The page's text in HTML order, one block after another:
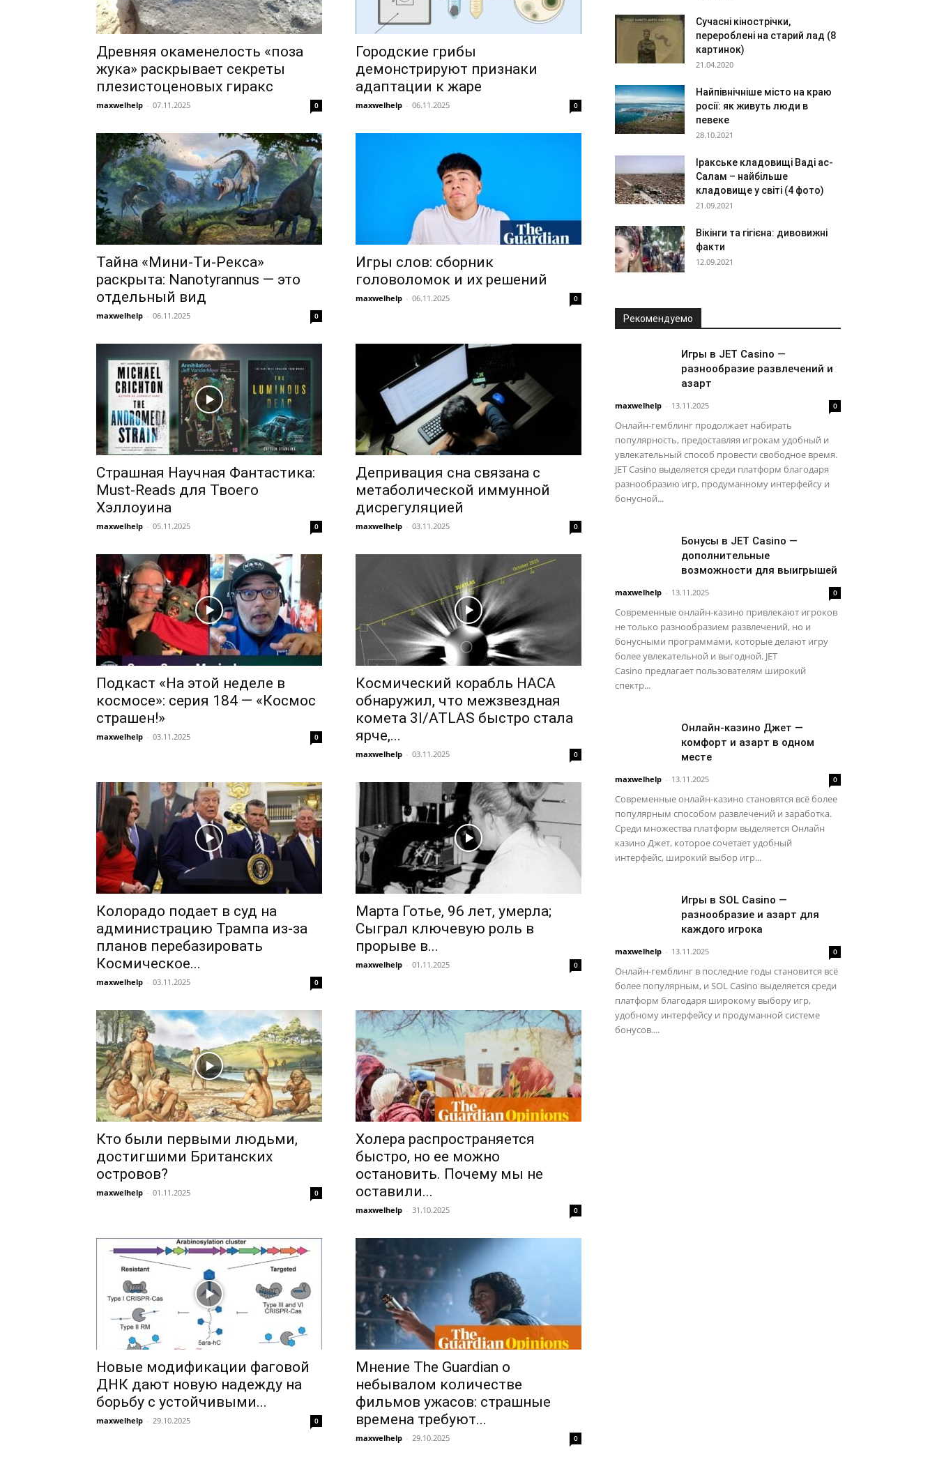
Древняя окаменелость «поза
жука» раскрывает секреты
плезистоценовых гиракс
maxwelhelp - 07.11.2025 0
Городские грибы
демонстрируют признаки
адаптации к жаре
maxwelhelp - 06.11.2025 0
Тайна «Мини-Ти-Рекса»
раскрыта: Nanotyrannus — это
отдельный вид
maxwelhelp - 06.11.2025 0
Игры слов: сборник
головоломок и их решений
maxwelhelp - 06.11.2025 0
Страшная Научная Фантастика:
Must-Reads для Твоего
Хэллоуина
maxwelhelp - 05.11.2025 0
Депривация сна связана с
метаболической иммунной
дисрегуляцией
maxwelhelp - 03.11.2025 0
Подкаст «На этой неделе в
космосе»: серия 184 — «Космос
страшен!»
maxwelhelp - 03.11.2025 0
Космический корабль НАСА
обнаружил, что межзвездная
комета 3I/ATLAS быстро стала
ярче,...
maxwelhelp - 03.11.2025 0
Колорадо подает в суд на
администрацию Трампа из-за
планов перебазировать
Космическое...
maxwelhelp - 03.11.2025 0
Марта Готье, 96 лет, умерла;
Сыграл ключевую роль в
прорыве в...
maxwelhelp - 01.11.2025 0
Кто были первыми людьми,
достигшими Британских
островов?
maxwelhelp - 01.11.2025 0
Холера распространяется
быстро, но ее можно
остановить. Почему мы не
оставили...
maxwelhelp - 31.10.2025 0
Новые модификации фаговой
ДНК дают новую надежду на
борьбу с устойчивыми...
maxwelhelp - 29.10.2025 0
Мнение The Guardian о
небывалом количестве
фильмов ужасов: страшные
времена требуют...
maxwelhelp - 29.10.2025 0
Сучасні кінострічки,
перероблені на старий лад (8
картинок)
21.04.2020
Найпівнічніше місто на краю
росії: як живуть люди в
певеке
28.10.2021
Іракське кладовищі Ваді ас-
Салам – найбільше
кладовище у світі (4 фото)
21.09.2021
Вікінги та гігієна: дивовижні
факти
12.09.2021
Рекомендуемо
Игры в JET Casino —
разнообразие развлечений и
азарт
maxwelhelp - 13.11.2025 0
Онлайн-гемблинг продолжает набирать
популярность, предоставляя игрокам удобный и
увлекательный способ провести свободное время.
JET Casino выделяется среди платформ благодаря
разнообразию игр, продуманному интерфейсу и
бонусной...
Бонусы в JET Casino —
дополнительные
возможности для выигрышей
maxwelhelp - 13.11.2025 0
Современные онлайн-казино привлекают игроков
не только разнообразием развлечений, но и
бонусными программами, которые делают игру
более увлекательной и выгодной. JET
Casino предлагает пользователям широкий
спектр...
Онлайн-казино Джет —
комфорт и азарт в одном
месте
maxwelhelp - 13.11.2025 0
Современные онлайн-казино становятся всё более
популярным способом развлечений и заработка.
Среди множества платформ выделяется Онлайн
казино Джет, которое сочетает удобный
интерфейс, широкий выбор игр...
Игры в SOL Casino —
разнообразие и азарт для
каждого игрока
maxwelhelp - 13.11.2025 0
Онлайн-гемблинг в последние годы становится всё
более популярным, и SOL Casino выделяется среди
платформ благодаря широкому выбору игр,
удобному интерфейсу и продуманной системе
бонусов....